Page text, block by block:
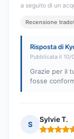
a seguito di un
Recensione
Risposta di
Pubblicata il 10/
Grazie per il
fosse
S
Sylvie T.
Nota: 5 su